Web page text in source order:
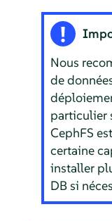
Nous
de
particulier
CephFS
certaine
installer
DB si